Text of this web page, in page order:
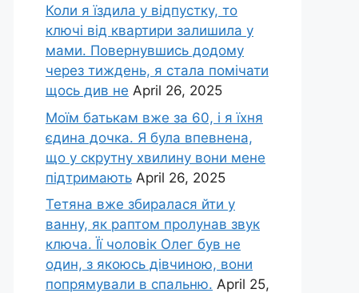
Коли я їздила у відпустку, то
ключі від квартири залишила у
мами. Повернувшись додому
через тиждень, я стала помічати
щось див не April 26, 2025
Моїм батькам вже за 60, і я їхня
єдина дочка. Я була впевнена,
що у скрутну хвилину вони мене
підтримають April 26, 2025
Тетяна вже збиралася йти у
ванну, як раптом пролунав звук
ключа. Її чоловік Олег був не
один, з якоюсь дівчиною, вони
попрямували в спальню. April 25,